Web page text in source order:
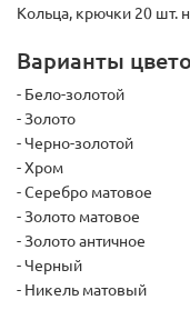
Кольца, крючки 20 шт.
Варианты
- Бело-золотой
- Золото
- Черно-золотой
- Хром
- Серебро матовое
- Золото матовое
- Золото античное
- Черный
- Никель матовый